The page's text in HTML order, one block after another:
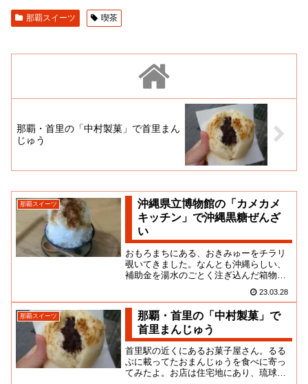
那覇スイーツ 喫茶
那覇・首里の「中村製菓」で首里まん
じゅう
那覇スイーツ
沖縄県立博物館の「カメカメ
キッチン」で沖縄黒糖ぜんざ
い
おもろまちにある、おきみゅーをチラリ
覗いてきました。なんとも沖縄らしい、
補助金を湯水のごとく注ぎ込んだ箱物。
か、地域の需要に対し過剰な施... 23.03.28
那覇スイーツ
那覇・首里の「中村製菓」で
首里まんじゅう
首里駅の近くにあるお菓子屋さん。るる
ぶに載ってたおまんじゅうを食べに寄っ
てみたよ。お店は住宅地にあり、琉球伝